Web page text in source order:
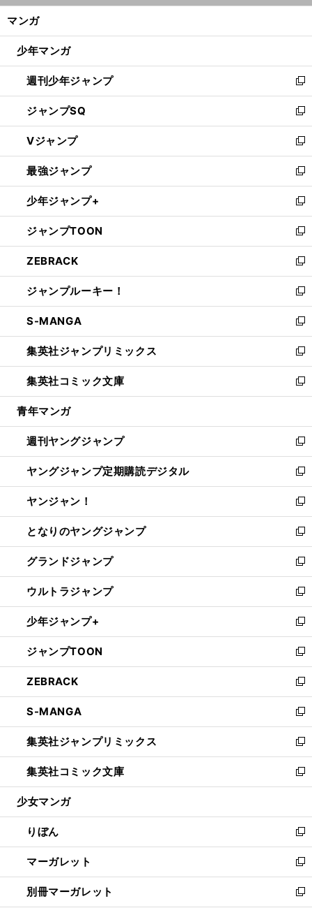
ン
ウ
開
く
マンガ
少年マンガ
週刊少年ジャンプ
新
し
い
ウ
ィ
ン
ド
ウ
で
開
く
ジャンプSQ
新
し
い
ウ
ィ
ン
ド
ウ
で
開
く
Vジャンプ
新
し
い
ウ
ィ
ン
ド
ウ
で
開
く
最強ジャンプ
新
し
い
ウ
ィ
ン
ド
ウ
で
開
く
少年ジャンプ+
新
し
い
ウ
ィ
ン
ド
ウ
で
開
く
ジャンプTOON
新
し
い
ウ
ィ
ン
ド
ウ
で
開
く
ZEBRACK
新
し
い
ウ
ィ
ン
ド
ウ
で
開
ジャンプルーキー！
新
し
い
ウ
ィ
ン
ド
ウ
開
く
S-MANGA
新
し
い
ウ
ィ
ン
ウ
で
開
く
集英社ジャンプリミックス
新
し
い
ウ
ン
ド
ウ
で
開
く
集英社コミック文庫
新
し
ウ
ィ
ン
ド
ウ
で
開
く
青年マンガ
週刊ヤングジャンプ
新
し
い
ウ
ィ
ン
ド
ウ
で
開
く
ヤングジャンプ定期購読デジタル
新
し
い
ウ
ィ
ン
ド
ウ
で
開
く
ヤンジャン！
新
し
い
ウ
ィ
ン
ド
ウ
で
開
く
となりのヤングジャンプ
新
し
い
ウ
ィ
ン
ド
ウ
で
開
く
グランドジャンプ
新
し
い
ウ
ィ
ン
ド
ウ
で
開
く
ウルトラジャンプ
新
し
い
ウ
ィ
ン
ド
ウ
で
開
く
少年ジャンプ+
新
し
い
ウ
ィ
ン
ド
ウ
で
開
く
ジャンプTOON
新
し
い
ウ
ィ
ン
ド
ウ
で
開
ZEBRACK
新
し
い
ウ
ィ
ン
ド
ウ
開
く
S-MANGA
新
し
い
ウ
ィ
ン
ウ
で
開
く
集英社ジャンプリミックス
新
し
い
ウ
ン
ド
ウ
で
開
く
集英社コミック文庫
新
し
ウ
ィ
ン
ド
ウ
で
開
少女マンガ
りぼん
新
し
い
ウ
ィ
ン
マーガレット
新
し
い
ウ
別冊マーガレット
新
し